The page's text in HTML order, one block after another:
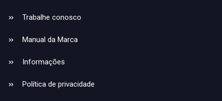
Trabalhe conosco
Manual da Marca
Informações
Política de privacidade